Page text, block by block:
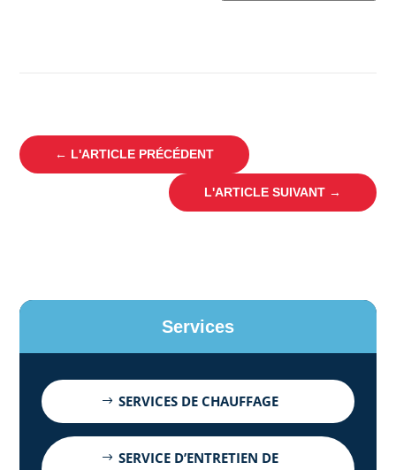
← L'ARTICLE PRÉCÉDENT
L'ARTICLE SUIVANT→
Services
SERVICES DE CHAUFFAGE
SERVICE D’ENTRETIEN DE